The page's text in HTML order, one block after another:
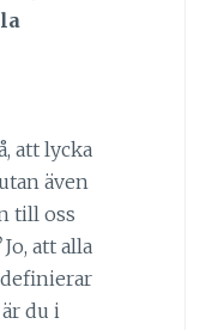
att lycka
även
till oss
Jo, att alla
du i